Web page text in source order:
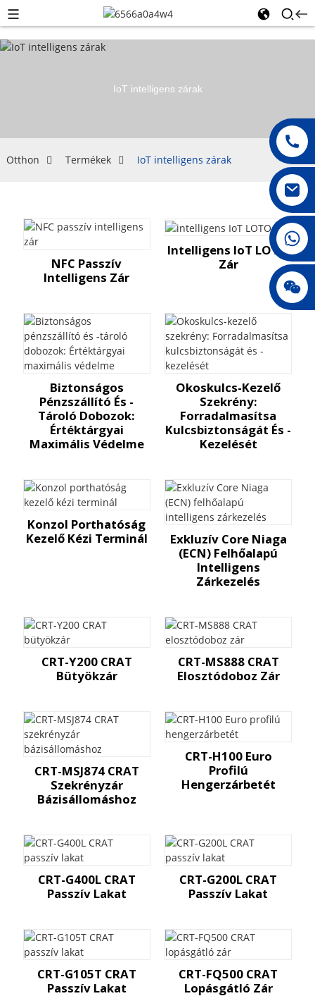
008615396811719
IoT intelligens zárak
Otthon Termékek IoT intelligens zárak
NFC Passzív
Intelligens Zár
Intelligens IoT LOTO
Zár
Biztonságos
Pénzszállító És -
Tároló Dobozok:
Értéktárgyai
Maximális Védelme
Okoskulcs-Kezelő
Szekrény:
Forradalmasítsa
Kulcsbiztonságát És -
Kezelését
Konzol Porthatóság
Kezelő Kézi Terminál
Exkluzív Core Niaga
(ECN) Felhőalapú
Intelligens
Zárkezelés
CRT-Y200 CRAT
Bütyökzár
CRT-MS888 CRAT
Elosztódoboz Zár
CRT-MSJ874 CRAT
Szekrényzár
Bázisállomáshoz
CRT-H100 Euro
Profilú
Hengerzárbetét
CRT-G400L CRAT
Passzív Lakat
CRT-G200L CRAT
Passzív Lakat
CRT-G105T CRAT
Passzív Lakat
CRT-FQ500 CRAT
Lopásgátló Zár